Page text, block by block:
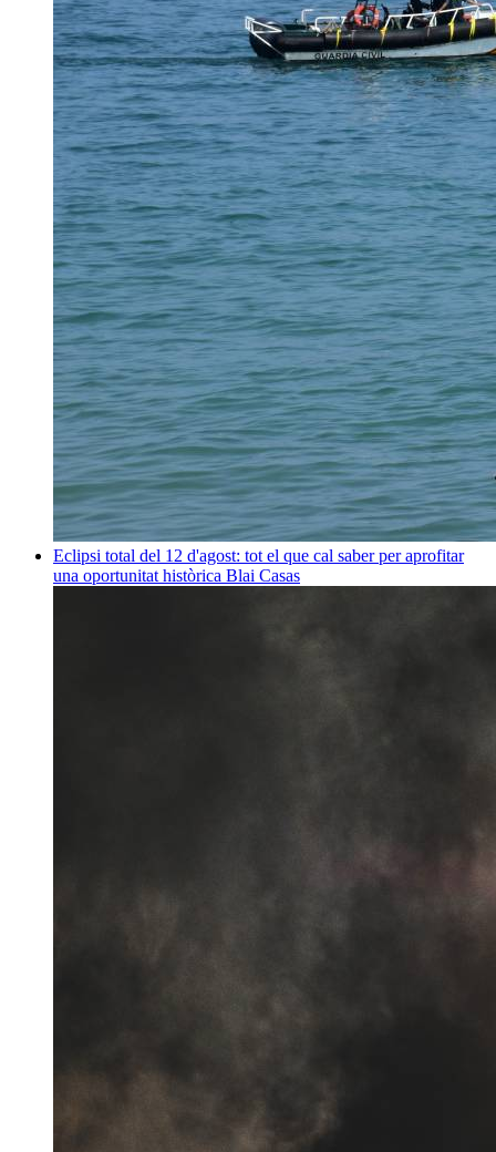
Eclipsi total del 12 d'agost: tot el que cal saber per aprofitar
una oportunitat històrica Blai Casas